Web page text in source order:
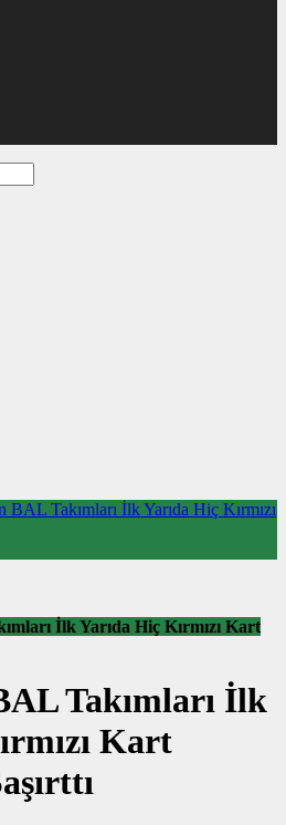
BAL Takımları İlk Yarıda Hiç Kırmızı
İlk Yarıda Hiç Kırmızı Kart
Takımları İlk
Kart